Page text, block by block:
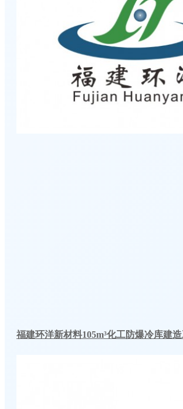
福建环洋新材料105m³化工防爆冷库建